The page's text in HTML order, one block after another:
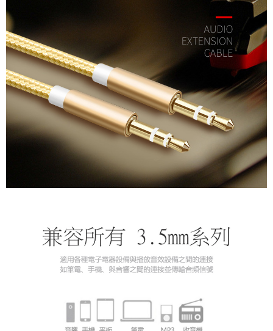
全家取貨付款
每筆NT$60，滿NT$499(含以上)免運費
付款後全家取貨
每筆NT$60，滿NT$499(含以上)免運費
萊爾富取貨付款
每筆NT$60，滿NT$598(含以上)免運費
付款後萊爾富取貨
每筆NT$60，滿NT$598(含以上)免運費
每筆NT$60，滿NT$598(含以上)免運費
每筆NT$60，滿NT$598(含以上)免運費
每筆NT$60，滿NT$800(含以上)免運費